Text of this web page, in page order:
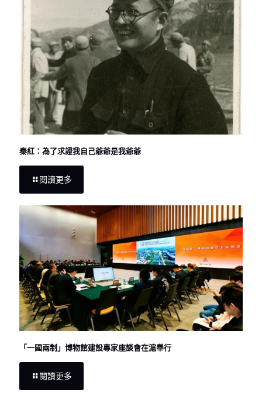
秦紅：為了求證我自己爺爺是我爺爺
閱讀更多
「一國兩制」博物館建設專家座談會在滬舉行
閱讀更多